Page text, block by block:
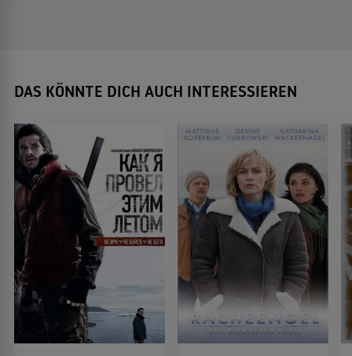
DAS KÖNNTE DICH AUCH INTERESSIEREN